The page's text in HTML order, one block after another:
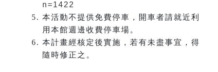
n=1422
本活動不提供免費停車，開車者請就近利
用本館週邊收費停車場。
本計畫經核定後實施，若有未盡事宜，得
隨時修正之。